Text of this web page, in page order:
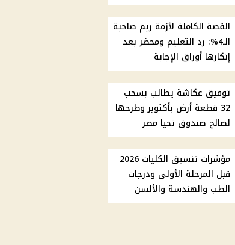
القصة الكاملة لأزمة ريم صاحبة
الـ4%: رد التعليم ومحضر بعد
إنكارها أوراق الإجابة
توفيق عكاشة يطالب بسحب
32 قطعة أرض بأكتوبر وطرحها
لصالح صندوق تحيا مصر
مؤشرات تنسيق الكليات 2026
قبل المرحلة الأولى ودرجات
الطب والهندسة والألسن